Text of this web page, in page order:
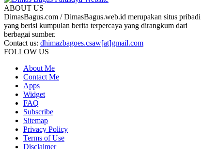
ABOUT US
DimasBagus.com / DimasBagus.web.id merupakan situs pribadi
yang berisi kumpulan berita terpercaya yang dirangkum dari
berbagai sumber.
Contact us: dhimazbagoes.csaw[at]gmail.com
FOLLOW US
About Me
Contact Me
Apps
Widget
FAQ
Subscribe
Sitemap
Privacy Policy
Terms of Use
Disclaimer